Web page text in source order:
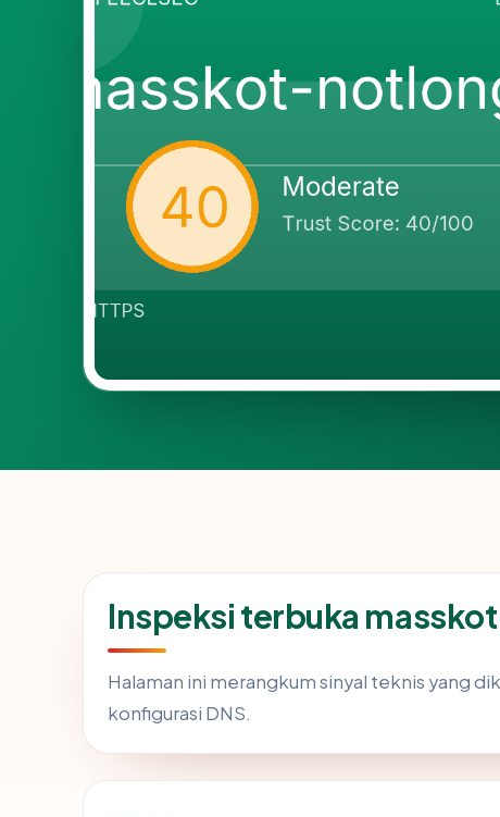
Inspeksi terbuka
Halaman ini merangkum sinyal teknis yang
konfigurasi DNS.